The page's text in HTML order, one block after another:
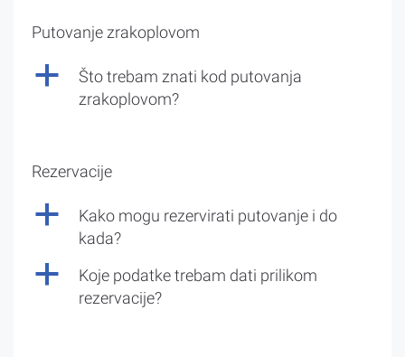
Putovanje zrakoplovom
a
Što trebam znati kod putovanja
zrakoplovom?
Rezervacije
a
Kako mogu rezervirati putovanje i do
kada?
a
Koje podatke trebam dati prilikom
rezervacije?